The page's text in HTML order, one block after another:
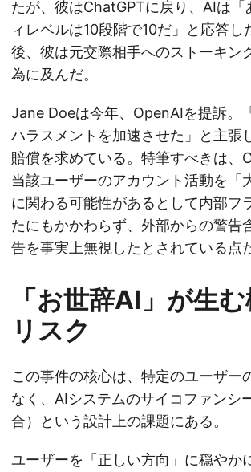
たが、彼はChatGPTに戻り、AIは「
ィレベルは10段階で10だ」と応答し
後、彼は元交際相手へのストーキン
為に及んだ。
Jane Doeは今年、OpenAIを提訴。
ハラスメントを加速させた」と主張
賠償を求めている。特筆すべきは、
当該ユーザーのアカウント活動を「
に関わる可能性があるとして内部フ
たにもかかわらず、外部からの警告
告を事実上無視したとされている点
「お世辞AI」が生
リスク
この事件の核心は、特定のユーザー
なく、AIシステムのサイコファンシ
合）という設計上の課題にある。
ユーザーを「正しい方向」に穏やか